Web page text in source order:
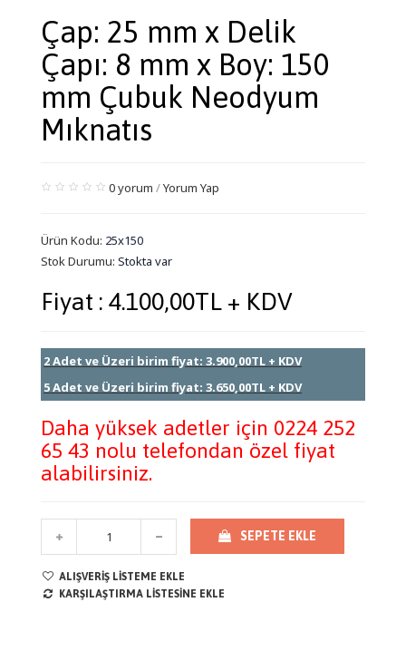
Çap: 25 mm x Delik
Çapı: 8 mm x Boy: 150
mm Çubuk Neodyum
Mıknatıs
0 yorum /Yorum Yap
Ürün Kodu: 25x150
Stok Durumu: Stokta var
Fiyat : 4.100,00TL + KDV
2 Adet ve Üzeri birim fiyat: 3.900,00TL + KDV
5 Adet ve Üzeri birim fiyat: 3.650,00TL + KDV
Daha yüksek adetler için 0224 252
65 43 nolu telefondan özel fiyat
alabilirsiniz.
SEPETE EKLE
ALIŞVERIŞ LISTEME EKLE
KARŞILAŞTIRMA LISTESINE EKLE